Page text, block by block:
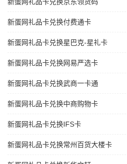
新蛋网礼品卡兑换付费通卡
新蛋网礼品卡兑换星巴克-星礼卡
新蛋网礼品卡兑换网易严选卡
新蛋网礼品卡兑换武商一卡通
新蛋网礼品卡兑换中商购物卡
新蛋网礼品卡兑换IFS卡
新蛋网礼品卡兑换常州百货大楼卡